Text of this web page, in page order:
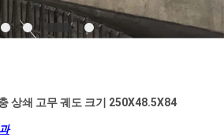
상쇄 고무 궤도 크기 250X48.5X84